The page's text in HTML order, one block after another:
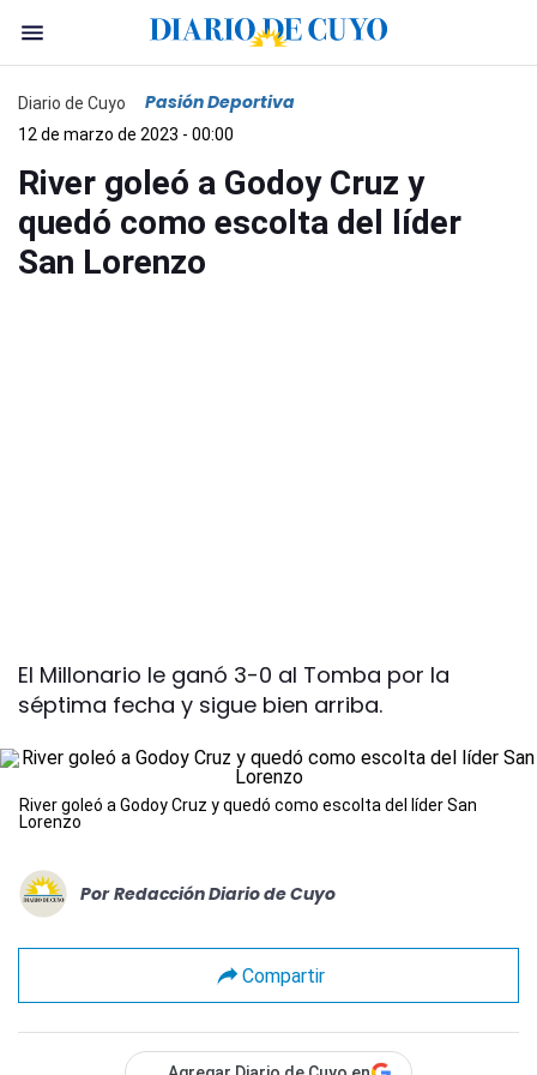
Diario de Cuyo Pasión Deportiva
12 de marzo de 2023 - 00:00
River goleó a Godoy Cruz y
quedó como escolta del líder
San Lorenzo
El Millonario le ganó 3-0 al Tomba por la
séptima fecha y sigue bien arriba.
River goleó a Godoy Cruz y quedó como escolta del líder San
Lorenzo
Por Redacción Diario de Cuyo
Compartir